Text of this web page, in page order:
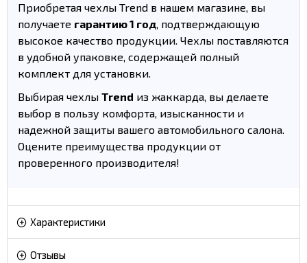
Приобретая чехлы Trend в нашем магазине, вы
получаете гарантию 1 год, подтверждающую
высокое качество продукции. Чехлы поставляются
в удобной упаковке, содержащей полный
комплект для установки.
Выбирая чехлы Trend из жаккарда, вы делаете
выбор в пользу комфорта, изысканности и
надежной защиты вашего автомобильного салона.
Оцените преимущества продукции от
проверенного производителя!
Характеристики
Отзывы